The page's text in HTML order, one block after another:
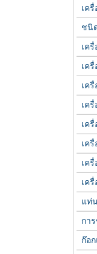
เค
ชนิ
เค
เค
เค
เค
เค
เค
เค
เค
แท่
กา
ก๊อ